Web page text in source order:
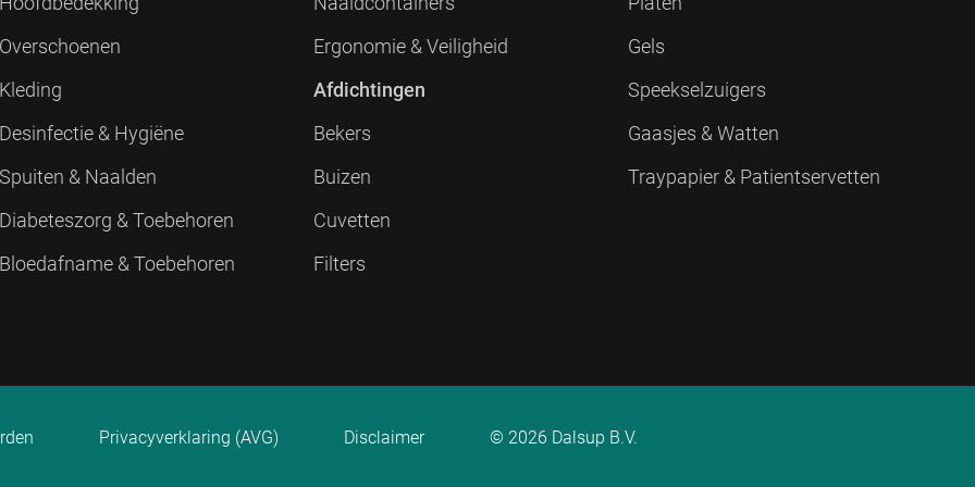
Overschoenen
Kleding
Desinfectie & Hygiëne
Spuiten & Naalden
Diabeteszorg & Toebehoren
Bloedafname & Toebehoren
Ergonomie & Veiligheid
Afdichtingen
Bekers
Buizen
Cuvetten
Filters
Gels
Speekselzuigers
Gaasjes & Watten
Traypapier & Patientservetten
Privacyverklaring (AVG) Disclaimer © 2026 Dalsup B.V.